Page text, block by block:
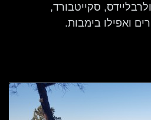
סקייטבורד,
ואפילו בימבות.